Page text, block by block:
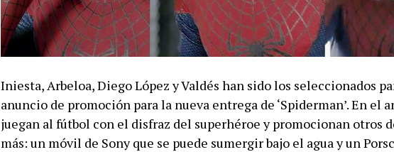
Iniesta, Arbeloa, Diego López y Valdés han sido los seleccionados
anuncio de promoción para la nueva entrega de ‘Spiderman’. En el
juegan al fútbol con el disfraz del superhéroe y promocionan otros
más: un móvil de Sony que se puede sumergir bajo el agua y un